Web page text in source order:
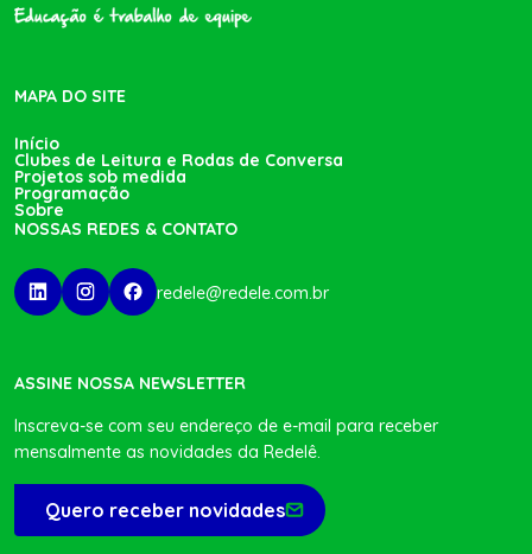
MAPA DO SITE
Início
Clubes de Leitura e Rodas de Conversa
Projetos sob medida
Programação
Sobre
NOSSAS REDES & CONTATO
redele@redele.com.br
ASSINE NOSSA NEWSLETTER
Inscreva-se com seu endereço de e-mail para receber
mensalmente as novidades da Redelê.
Quero receber novidades